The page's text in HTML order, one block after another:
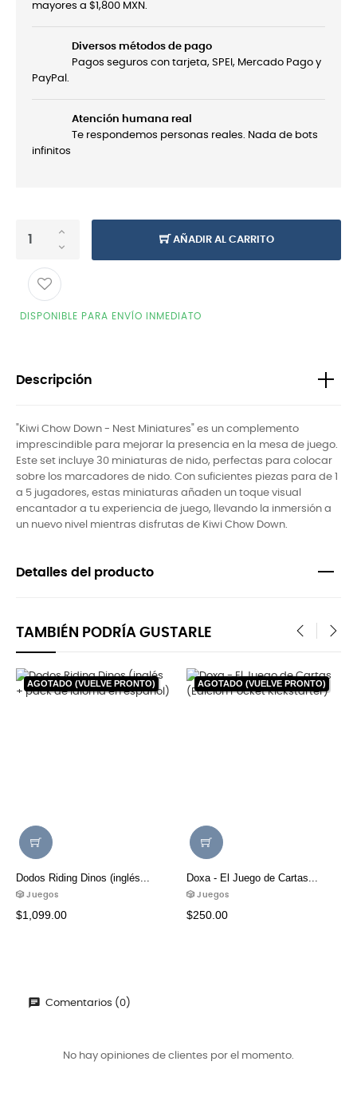
mayores a $1,800 MXN.
Diversos métodos de pago
Pagos seguros con tarjeta, SPEI, Mercado Pago y
PayPal.
Atención humana real
Te respondemos personas reales. Nada de bots
infinitos
AÑADIR AL CARRITO
DISPONIBLE PARA ENVÍO INMEDIATO
Descripción
"Kiwi Chow Down - Nest Miniatures" es un complemento
imprescindible para mejorar la presencia en la mesa de juego.
Este set incluye 30 miniaturas de nido, perfectas para colocar
sobre los marcadores de nido. Con suficientes piezas para de 1
a 5 jugadores, estas miniaturas añaden un toque visual
encantador a tu experiencia de juego, llevando la inmersión a
un nuevo nivel mientras disfrutas de Kiwi Chow Down.
Detalles del producto
TAMBIÉN PODRÍA GUSTARLE
AGOTADO (VUELVE PRONTO)
Dodos Riding Dinos (inglés...
🎲 Juegos
$1,099.00
AGOTADO (VUELVE PRONTO)
Doxa - El Juego de Cartas...
🎲 Juegos
$250.00
Comentarios (0)
No hay opiniones de clientes por el momento.